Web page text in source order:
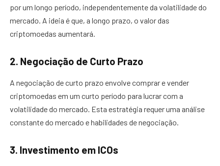
por um longo período, independentemente da volatilidade do
mercado. A ideia é que, a longo prazo, o valor das
criptomoedas aumentará.
2. Negociação de Curto Prazo
A negociação de curto prazo envolve comprar e vender
criptomoedas em um curto período para lucrar com a
volatilidade do mercado. Esta estratégia requer uma análise
constante do mercado e habilidades de negociação.
3. Investimento em ICOs